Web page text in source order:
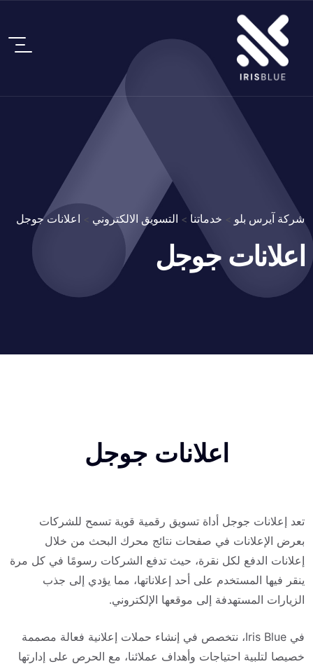
شركة آيرس بلو خدماتنا > التسويق الالكتروني اعلانات جوجل
اعلانات جوجل
اعلانات جوجل
تعد إعلانات جوجل أداة تسويق رقمية قوية تسمح للشركات
بعرض الإعلانات في صفحات نتائج محرك البحث من خلال
إعلانات الدفع لكل نقرة، حيث تدفع الشركات رسومًا في كل مرة
ينقر فيها المستخدم على أحد إعلاناتها، مما يؤدي إلى جذب
الزيارات المستهدفة إلى موقعها الإلكتروني.
في Iris Blue، نتخصص في إنشاء حملات إعلانية فعالة مصممة
خصيصا لتلبية احتياجات وأهداف عملائنا، مع الحرص على إدارتها